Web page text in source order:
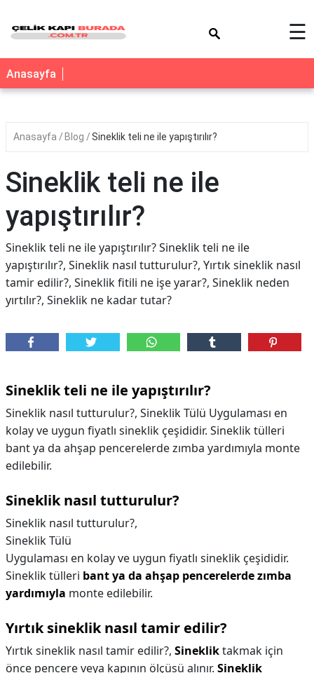
☰
Anasayfa
Anasayfa Blog Sineklik teli ne ile yapıştırılır?
Sineklik teli ne ile
yapıştırılır?
Sineklik teli ne ile yapıştırılır? Sineklik teli ne ile
yapıştırılır?, Sineklik nasıl tutturulur?, Yırtık sineklik nasıl
tamir edilir?, Sineklik fitili ne işe yarar?, Sineklik neden
yırtılır?, Sineklik ne kadar tutar?
Sineklik teli ne ile yapıştırılır?
Sineklik nasıl tutturulur?, Sineklik Tülü Uygulaması en
kolay ve uygun fiyatlı sineklik çeşididir. Sineklik tülleri
bant ya da ahşap pencerelerde zımba yardımıyla monte
edilebilir.
Sineklik nasıl tutturulur?
Sineklik nasıl tutturulur?,
Sineklik Tülü
Uygulaması en kolay ve uygun fiyatlı sineklik çeşididir.
Sineklik tülleri bant ya da ahşap pencerelerde zımba
yardımıyla monte edilebilir.
Yırtık sineklik nasıl tamir edilir?
Yırtık sineklik nasıl tamir edilir?, Sinekliktakmak için
önce pencere veya kapının ölçüsü alınır. Sineklik